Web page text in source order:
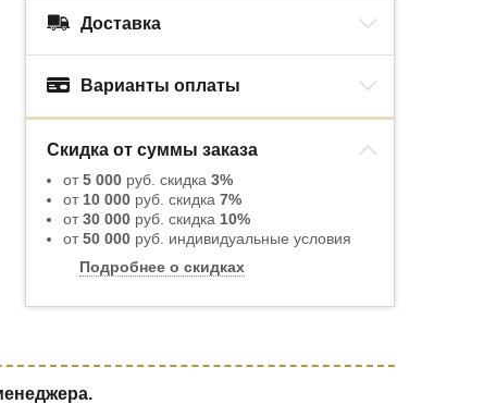
Доставка
Варианты оплаты
Скидка от суммы заказа
от5 000 руб. скидка 3%
от 10 000 руб. скидка 7%
от30 000 руб. скидка 10%
от50 000 руб. индивидуальные условия
Подробнее о скидках